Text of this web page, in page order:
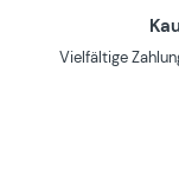
Vielfältige